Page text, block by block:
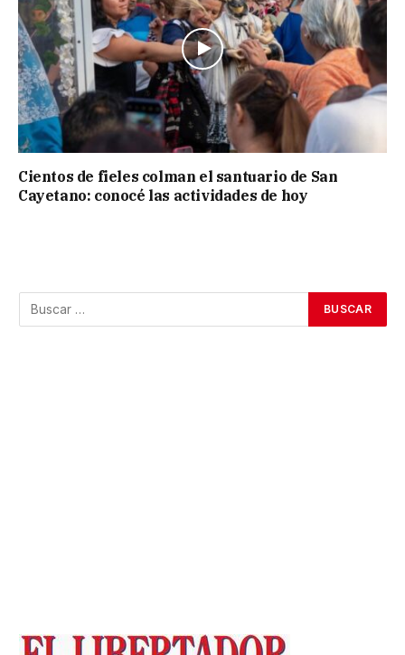
Cientos de fieles colman el santuario de San
Cayetano: conocé las actividades de hoy